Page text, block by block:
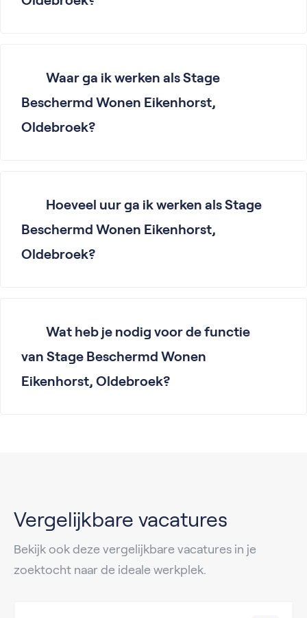
Waar ga ik werken als Stage
Beschermd Wonen Eikenhorst,
Oldebroek?
Hoeveel uur ga ik werken als Stage
Beschermd Wonen Eikenhorst,
Oldebroek?
Wat heb je nodig voor de functie
van Stage Beschermd Wonen
Eikenhorst, Oldebroek?
Vergelijkbare vacatures
Bekijk ook deze vergelijkbare vacatures in je
zoektocht naar de ideale werkplek.